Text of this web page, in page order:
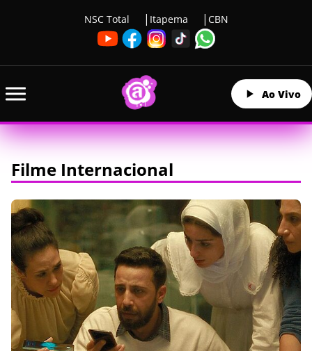
NSC Total Itapema CBN
Ao Vivo
Filme Internacional